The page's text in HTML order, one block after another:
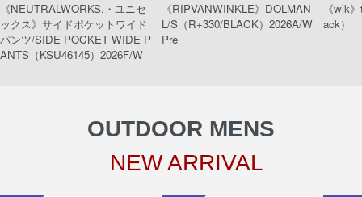
《NEUTRALWORKS.・ユニセ
ックス》サイドポケットワイド
パンツ/SIDE POCKET WIDE P
ANTS（KSU46145）2026F/W
《RIPVANWINKLE》DOLMAN
L/S（R+330/BLACK）2026A/W
Pre
《wjk
ack）
OUTDOOR MENS
NEW ARRIVAL